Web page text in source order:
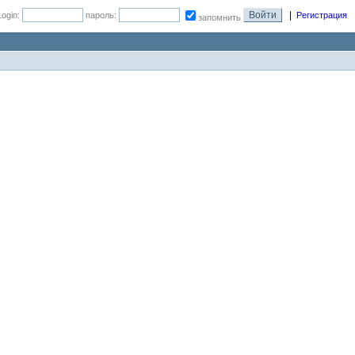
пароль: запомнить Регистрация